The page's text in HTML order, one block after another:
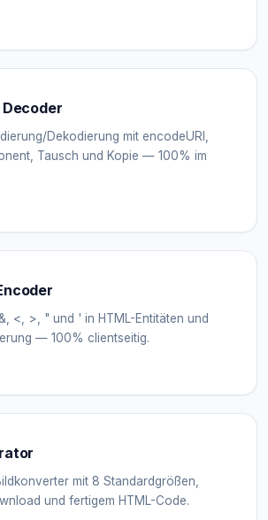
Decoder
Dekodierung mit encodeURI,
Tausch und Kopie — 100% im
<, >, " und ' in HTML-Entitäten und
— 100% clientseitig.
mit 8 Standardgrößen,
und fertigem HTML-Code.